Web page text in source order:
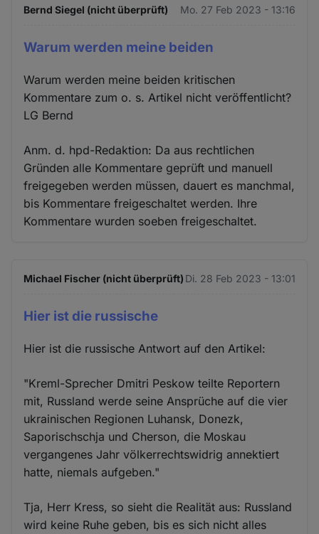
Bernd Siegel (nicht überprüft) Mo. 27 Feb 2023 - 13:16
Warum werden meine beiden
Warum werden meine beiden kritischen
Kommentare zum o. s. Artikel nicht veröffentlicht?
LG Bernd
Anm. d. hpd-Redaktion: Da aus rechtlichen
Gründen alle Kommentare geprüft und manuell
freigegeben werden müssen, dauert es manchmal,
bis Kommentare freigeschaltet werden. Ihre
Kommentare wurden soeben freigeschaltet.
Michael Fischer (nicht überprüft) Di. 28 Feb 2023 - 13:01
Hier ist die russische
Hier ist die russische Antwort auf den Artikel:
"Kreml-Sprecher Dmitri Peskow teilte Reportern
mit, Russland werde seine Ansprüche auf die vier
ukrainischen Regionen Luhansk, Donezk,
Saporischschja und Cherson, die Moskau
vergangenes Jahr völkerrechtswidrig annektiert
hatte, niemals aufgeben."
Tja, Herr Kress, so sieht die Realität aus: Russland
wird keine Ruhe geben, bis es sich nicht alles